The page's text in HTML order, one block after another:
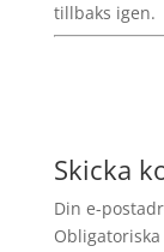
tillbaks igen.
Skicka
Din e-